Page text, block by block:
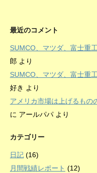
最近のコメント
SUMCO、マツダ、富士重
郎 より
SUMCO、マツダ、富士重
好き より
アメリカ市場は上げるもの
に アールパパ より
カテゴリー
日記 (16)
月間戦績レポート (12)